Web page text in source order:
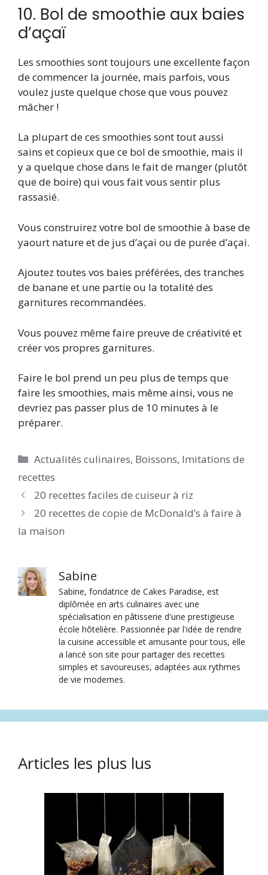
10. Bol de smoothie aux baies
d’açaï
Les smoothies sont toujours une excellente façon
de commencer la journée, mais parfois, vous
voulez juste quelque chose que vous pouvez
mâcher !
La plupart de ces smoothies sont tout aussi
sains et copieux que ce bol de smoothie, mais il
y a quelque chose dans le fait de manger (plutôt
que de boire) qui vous fait vous sentir plus
rassasié.
Vous construirez votre bol de smoothie à base de
yaourt nature et de jus d’açai ou de purée d’açai.
Ajoutez toutes vos baies préférées, des tranches
de banane et une partie ou la totalité des
garnitures recommandées.
Vous pouvez même faire preuve de créativité et
créer vos propres garnitures.
Faire le bol prend un peu plus de temps que
faire les smoothies, mais même ainsi, vous ne
devriez pas passer plus de 10 minutes à le
préparer.
Catégories
Actualités culinaires, Boissons, Imitations de
recettes
20 recettes faciles de cuiseur à riz
20 recettes de copie de McDonald’s à faire à
la maison
Sabine
Sabine, fondatrice de Cakes Paradise, est
diplômée en arts culinaires avec une
spécialisation en pâtisserie d'une prestigieuse
école hôtelière. Passionnée par l'idée de rendre
la cuisine accessible et amusante pour tous, elle
a lancé son site pour partager des recettes
simples et savoureuses, adaptées aux rythmes
de vie modernes.
Articles les plus lus